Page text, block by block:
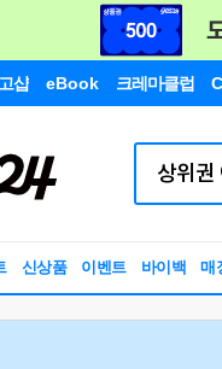
샵 eBook 크레마클럽
신상품 이벤트 바이백 매